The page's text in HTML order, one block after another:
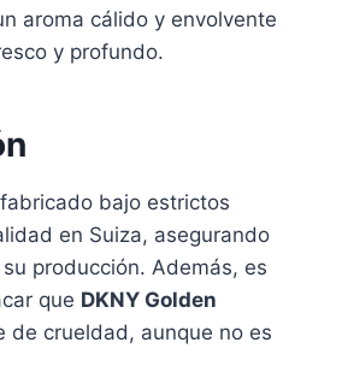
aroma cálido y envolvente
y profundo.
bajo estrictos
en Suiza, asegurando
producción. Además, es
que DKNY Golden
de crueldad, aunque no es